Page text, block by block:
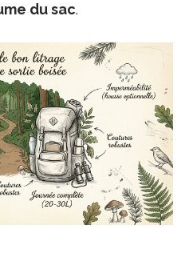
du sac.